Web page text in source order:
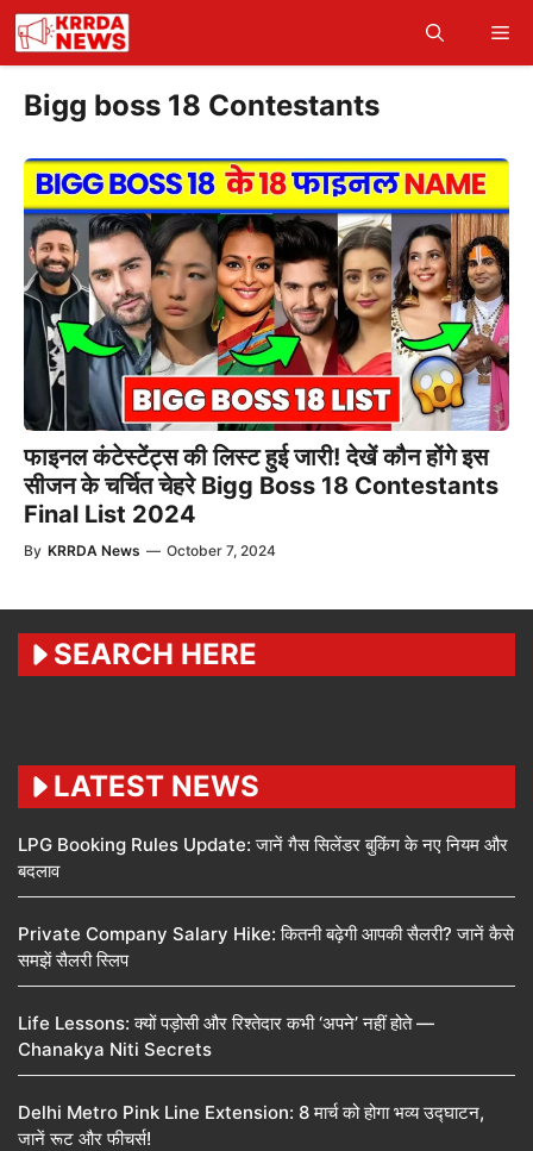
Skip
content
Bigg boss 18 Contestants
फाइनल कंटेस्टेंट्स की लिस्ट हुई जारी! देखें कौन होंगे इस
सीजन के चर्चित चेहरे Bigg Boss 18 Contestants
Final List 2024
By KRRDA News — October 7, 2024
SEARCH HERE
LATEST NEWS
LPG Booking Rules Update: जानें गैस सिलेंडर बुकिंग के नए नियम और
बदलाव
Private Company Salary Hike: कितनी बढ़ेगी आपकी सैलरी? जानें कैसे
समझें सैलरी स्लिप
Life Lessons: क्यों पड़ोसी और रिश्तेदार कभी ‘अपने’ नहीं होते —
Chanakya Niti Secrets
Delhi Metro Pink Line Extension: 8 मार्च को होगा भव्य उद्घाटन,
जानें रूट और फीचर्स!